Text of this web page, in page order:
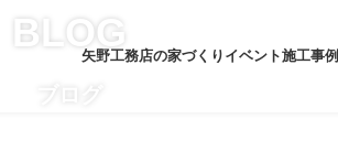
矢野工務店の家づくり イベント施工事例
BLOG
ブログ